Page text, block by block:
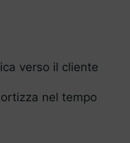
verso il cliente
nel tempo